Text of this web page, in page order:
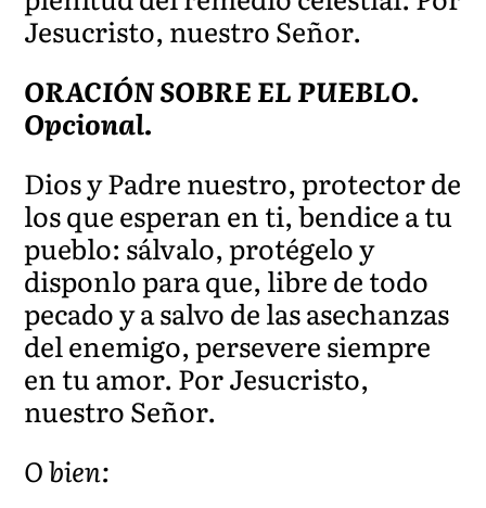
Jesucristo, nuestro Señor.
ORACIÓN SOBRE EL PUEBLO.
Opcional.
Dios y Padre nuestro, protector de
los que esperan en ti, bendice a tu
pueblo: sálvalo, protégelo y
disponlo para que, libre de todo
pecado y a salvo de las asechanzas
del enemigo, persevere siempre
en tu amor. Por Jesucristo,
nuestro Señor.
O bien: